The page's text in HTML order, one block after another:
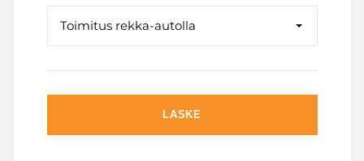
Toimitus rekka-autolla
LASKE